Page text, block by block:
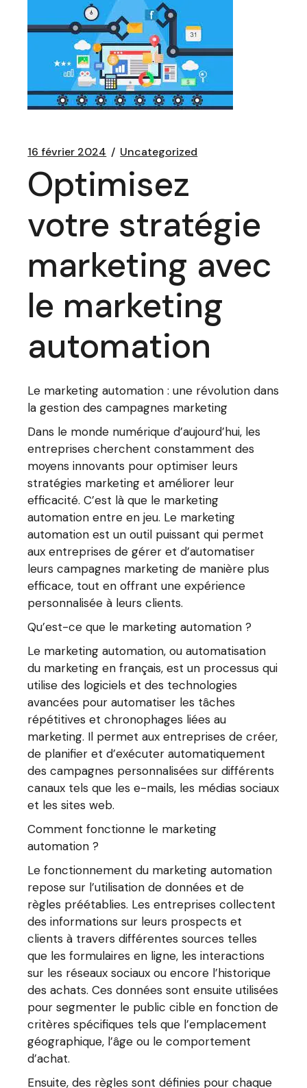
16 février 2024 Uncategorized
Optimisez
votre stratégie
marketing avec
le marketing
automation
Le marketing automation : une révolution dans
la gestion des campagnes marketing
Dans le monde numérique d’aujourd’hui, les
entreprises cherchent constamment des
moyens innovants pour optimiser leurs
stratégies marketing et améliorer leur
efficacité. C’est là que le marketing
automation entre en jeu. Le marketing
automation est un outil puissant qui permet
aux entreprises de gérer et d’automatiser
leurs campagnes marketing de manière plus
efficace, tout en offrant une expérience
personnalisée à leurs clients.
Qu’est-ce que le marketing automation ?
Le marketing automation, ou automatisation
du marketing en français, est un processus qui
utilise des logiciels et des technologies
avancées pour automatiser les tâches
répétitives et chronophages liées au
marketing. Il permet aux entreprises de créer,
de planifier et d’exécuter automatiquement
des campagnes personnalisées sur différents
canaux tels que les e-mails, les médias sociaux
et les sites web.
Comment fonctionne le marketing
automation ?
Le fonctionnement du marketing automation
repose sur l’utilisation de données et de
règles préétablies. Les entreprises collectent
des informations sur leurs prospects et
clients à travers différentes sources telles
que les formulaires en ligne, les interactions
sur les réseaux sociaux ou encore l’historique
des achats. Ces données sont ensuite utilisées
pour segmenter le public cible en fonction de
critères spécifiques tels que l’emplacement
géographique, l’âge ou le comportement
d’achat.
Ensuite, des règles sont définies pour chaque